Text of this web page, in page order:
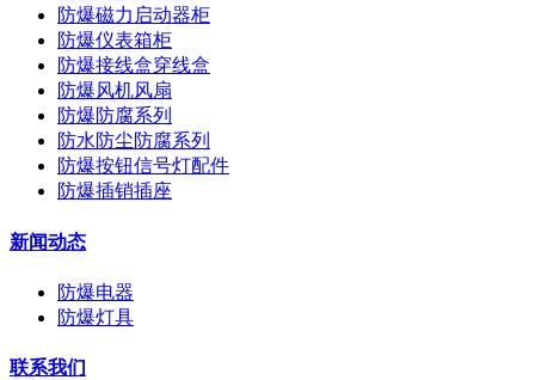
防爆磁力启动器柜
防爆仪表箱柜
防爆接线盒穿线盒
防爆风机风扇
防爆防腐系列
防水防尘防腐系列
防爆按钮信号灯配件
防爆插销插座
新闻动态
防爆电器
防爆灯具
联系我们